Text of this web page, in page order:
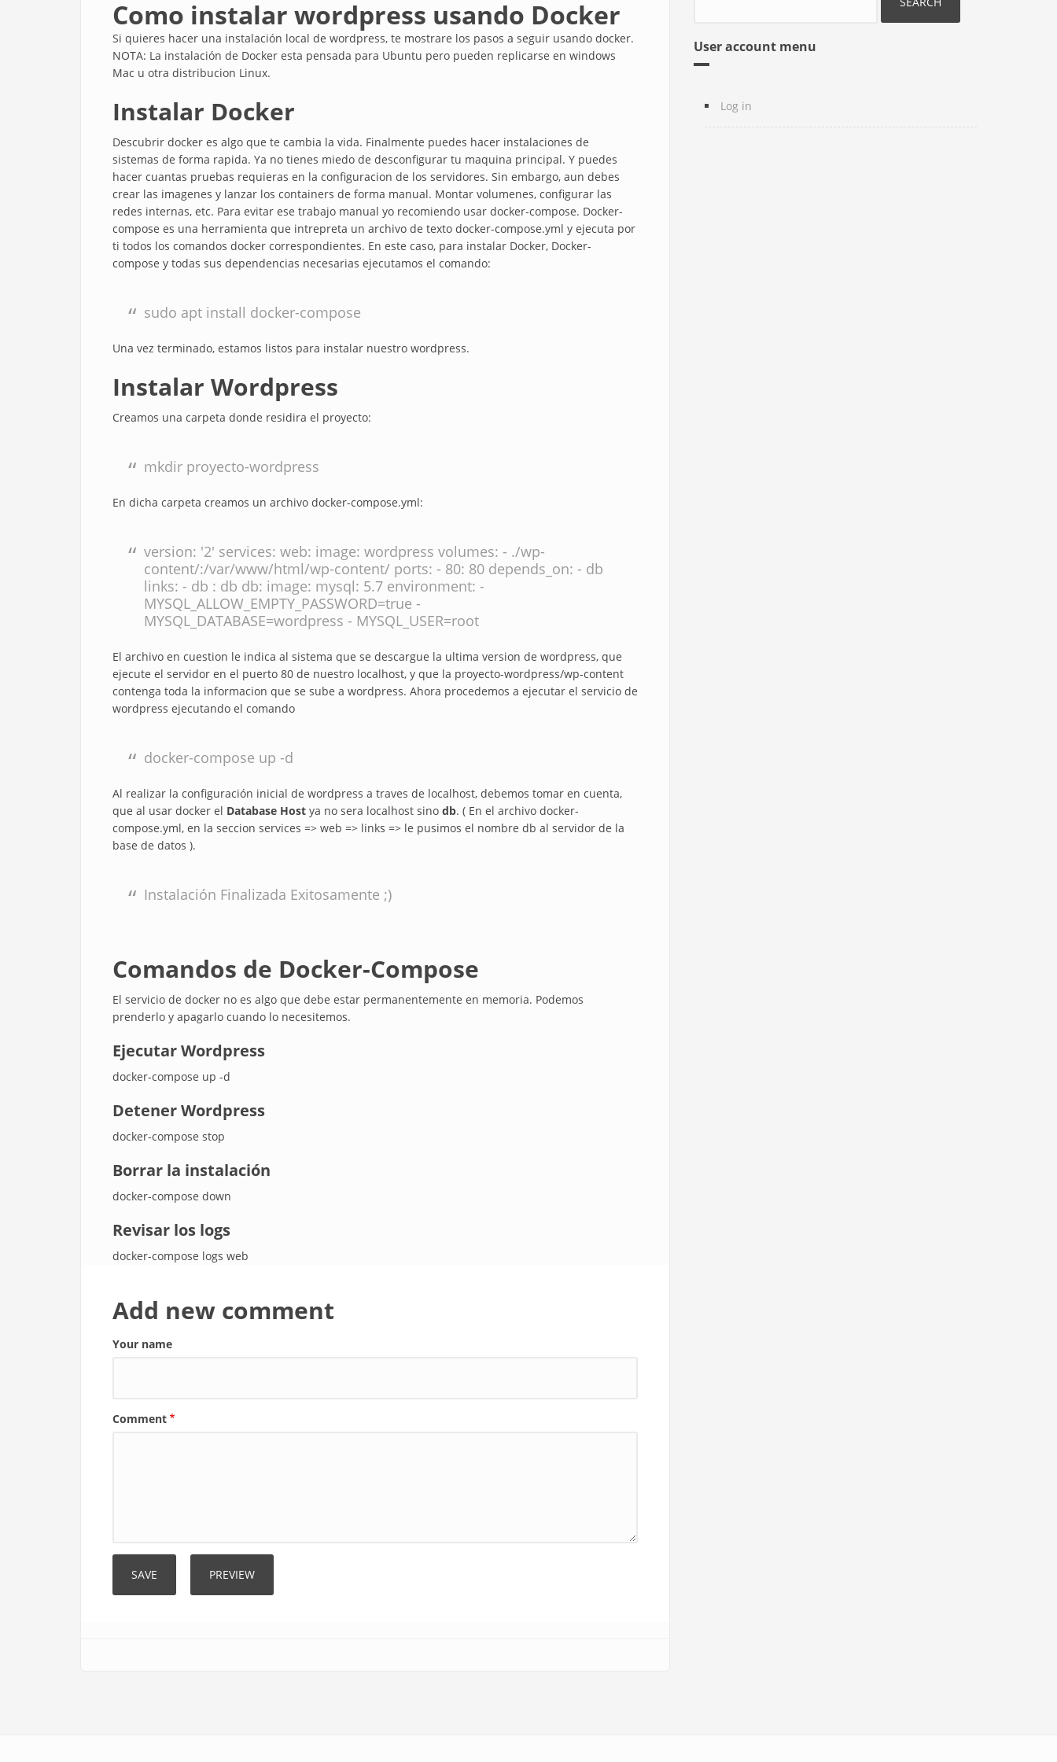
Como instalar wordpress usando Docker
Si quieres hacer una instalación local de wordpress, te mostrare los pasos a seguir usando docker.
NOTA: La instalación de Docker esta pensada para Ubuntu pero pueden replicarse en windows
Mac u otra distribucion Linux.
Instalar Docker
Descubrir docker es algo que te cambia la vida. Finalmente puedes hacer instalaciones de
sistemas de forma rapida. Ya no tienes miedo de desconfigurar tu maquina principal. Y puedes
hacer cuantas pruebas requieras en la configuracion de los servidores. Sin embargo, aun debes
crear las imagenes y lanzar los containers de forma manual. Montar volumenes, configurar las
redes internas, etc. Para evitar ese trabajo manual yo recomiendo usar docker-compose. Docker-
compose es una herramienta que intrepreta un archivo de texto docker-compose.yml y ejecuta por
ti todos los comandos docker correspondientes. En este caso, para instalar Docker, Docker-
compose y todas sus dependencias necesarias ejecutamos el comando:
sudo apt install docker-compose
Una vez terminado, estamos listos para instalar nuestro wordpress.
Instalar Wordpress
Creamos una carpeta donde residira el proyecto:
mkdir proyecto-wordpress
En dicha carpeta creamos un archivo docker-compose.yml:
version: '2' services: web: image: wordpress volumes: - ./wp-
content/:/var/www/html/wp-content/ ports: - 80: 80 depends_on: - db
links: - db : db db: image: mysql: 5.7 environment: -
MYSQL_ALLOW_EMPTY_PASSWORD=true -
MYSQL_DATABASE=wordpress - MYSQL_USER=root
El archivo en cuestion le indica al sistema que se descargue la ultima version de wordpress, que
ejecute el servidor en el puerto 80 de nuestro localhost, y que la proyecto-wordpress/wp-content
contenga toda la informacion que se sube a wordpress. Ahora procedemos a ejecutar el servicio de
wordpress ejecutando el comando
docker-compose up -d
Al realizar la configuración inicial de wordpress a traves de localhost, debemos tomar en cuenta,
que al usar docker el Database Host ya no sera localhost sino db. ( En el archivo docker-
compose.yml, en la seccion services => web => links => le pusimos el nombre db al servidor de la
base de datos ).
Instalación Finalizada Exitosamente ;)
Comandos de Docker-Compose
El servicio de docker no es algo que debe estar permanentemente en memoria. Podemos
prenderlo y apagarlo cuando lo necesitemos.
Ejecutar Wordpress
docker-compose up -d
Detener Wordpress
docker-compose stop
Borrar la instalación
docker-compose down
Revisar los logs
docker-compose logs web
Add new comment
Your name
Comment
User account menu
Log in